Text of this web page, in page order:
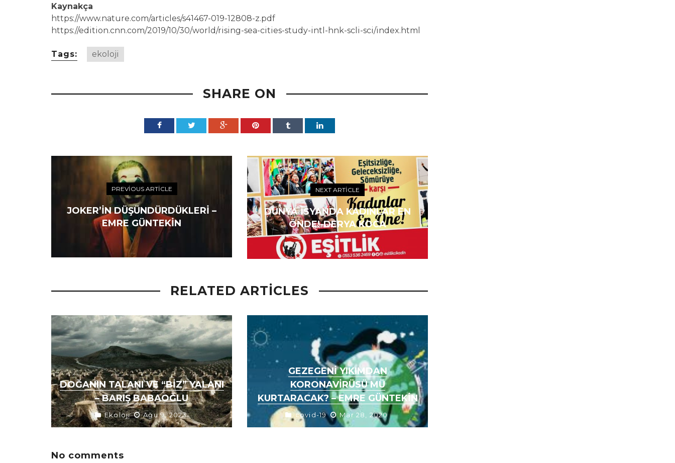
Kaynakça
https://www.nature.com/articles/s41467-019-12808-z.pdf
https://edition.cnn.com/2019/10/30/world/rising-sea-cities-study-intl-hnk-scli-sci/index.html
Tags: ekoloji
SHARE ON
PREVIOUS ARTICLE
JOKER’IN DÜŞÜNDÜRDÜKLERI –
EMRE GÜNTEKIN
NEXT ARTICLE
DÜNYA İSYANDA KADINLAR EN
ÖNDE!-DERYA KOCA
RELATED ARTICLES
DOĞANIN TALANI VE “BIZ” YALANI
– BARIŞ BABAOĞLU
İklim krizinin gerçekliği her geçen gün
etkisini hayatlarımızda daha da
dünyanın dört bir yanında çıkan orman
Ekoloji Ağu 9, 2023
GEZEGENI YIKIMDAN
KORONAVIRÜSÜ MÜ
KURTARACAK? – EMRE GÜNTEKIN
İronik bir şekilde küresel ekolojik krizin
bir sonucu olan Covid-19 salgını, aynı
covid-19 Mar 28, 2020
No comments